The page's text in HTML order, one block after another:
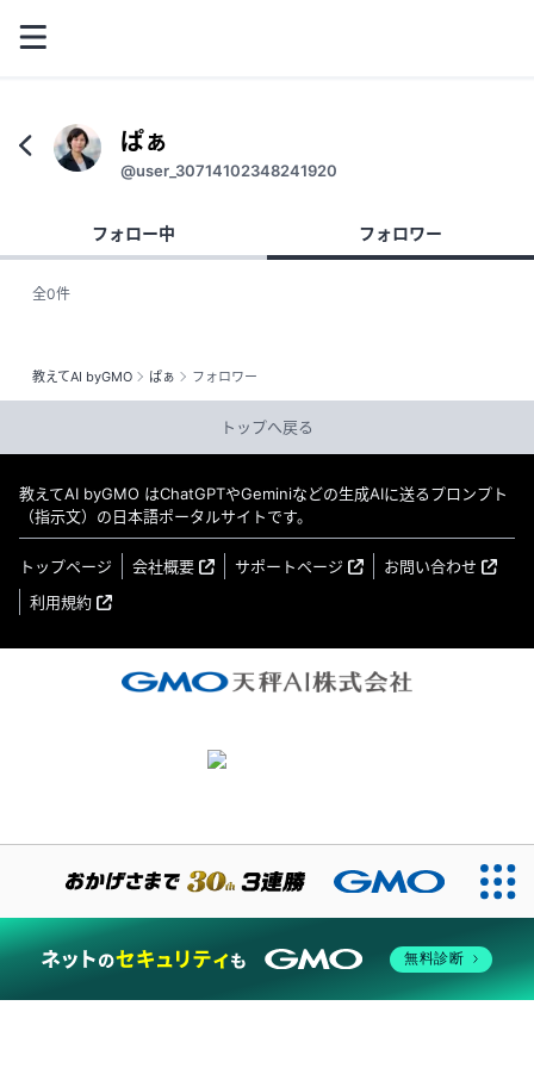
ぱぁ
@user_30714102348241920
フォロー中 フォロワー
全0件
教えてAI byGMO ぱぁ フォロワー
トップへ戻る
教えてAI byGMO はChatGPTやGeminiなどの生成AIに送るプロンプト
（指示文）の日本語ポータルサイトです。
トップページ 会社概要 サポートページ
お問い合わせ
利用規約
無料診断